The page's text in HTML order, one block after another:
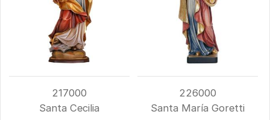
217000
Santa Cecilia
226000
Santa María Goretti